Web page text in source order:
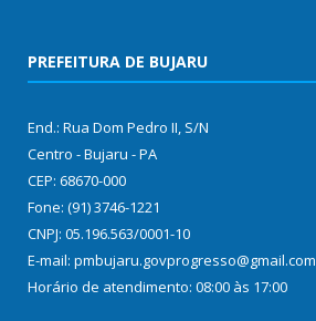
PREFEITURA DE BUJARU
End.: Rua Dom Pedro II, S/N
Centro - Bujaru - PA
CEP: 68670-000
Fone: (91) 3746-1221
CNPJ: 05.196.563/0001-10
E-mail: pmbujaru.govprogresso@gmail.com
Horário de atendimento: 08:00 às 17:00